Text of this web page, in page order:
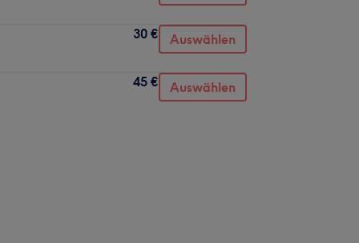
30 € Auswählen
45 € Auswählen